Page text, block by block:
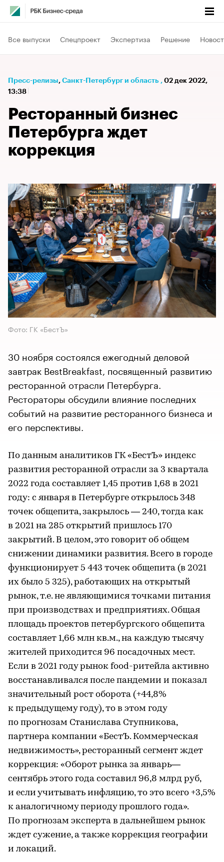
Все выпуски Спецпроект Экспертиза Решение
Пресс-релизы⁠, Санкт-Петербург и область , 02 дек 2022,
13:38
Ресторанный бизнес
Петербурга ждет
коррекция
Фото: ГК «БестЪ»
30 ноября состоялся ежегодный деловой
завтрак BestBreakfast, посвященный развитию
ресторанной отрасли Петербурга.
Рестораторы обсудили влияние последних
событий на развитие ресторанного бизнеса и
его перспективы.
По данным аналитиков ГК «БестЪ» индекс
развития ресторанной отрасли за 3 квартала
2022 года составляет 1,45 против 1,68 в 2021
году: с января в Петербурге открылось 348
точек общепита, закрылось — 240, тогда как
в 2021 на 285 открытий пришлось 170
закрытий. В целом, это говорит об общем
снижении динамики развития. Всего в городе
функционирует 5 443 точек общепита (в 2021
их было 5 325), работающих на открытый
рынок, т.е. не являющимися точками питания
при производствах и предприятиях. Общая
площадь проектов петербургского общепита
составляет 1,66 млн кв.м., на каждую тысячу
жителей приходится 96 посадочных мест.
Если в 2021 году рынок food-ритейла активно
восстанавливался после пандемии и показал
значительный рост оборота (+44,8%
к предыдущему году), то в этом году
по прогнозам Станислава Ступникова,
партнера компании «БестЪ. Коммерческая
недвижимость», ресторанный сегмент ждет
коррекция: «Оборот рынка за январь—
сентябрь этого года составил 96,8 млрд руб,
и если учитывать инфляцию, то это всего +3,5%
к аналогичному периоду прошлого года».
По прогнозам эксперта в дальнейшем рынок
ждет сужение, а также коррекция географии
и локаций.